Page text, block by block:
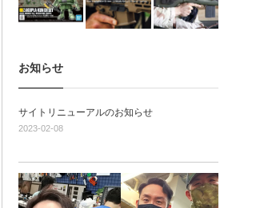
お知らせ
サイトリニューアルのお知らせ
2023-02-08